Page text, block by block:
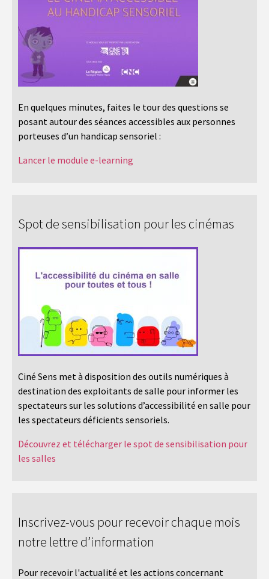
En quelques minutes, faites le tour des questions se
posant autour des séances accessibles aux personnes
porteuses d’un handicap sensoriel :
Lancer le module e-learning
Spot de sensibilisation pour les cinémas
Ciné Sens met à disposition des outils numériques à
destination des exploitants de salle pour informer les
spectateurs sur les solutions d’accessibilité en salle pour
les spectateurs déficients sensoriels.
Découvrez et télécharger le spot de sensibilisation pour
les salles
Inscrivez-vous pour recevoir chaque mois
notre lettre d’information
Pour recevoir l'actualité et les actions concernant